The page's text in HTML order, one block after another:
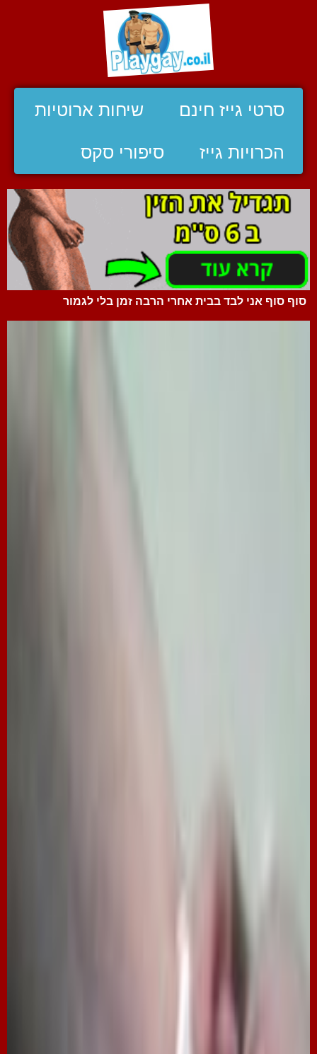
סרטי גייז חינם שיחות ארוטיות
הכרויות גייז סיפורי סקס
סוף סוף אני לבד בבית אחרי הרבה זמן בלי לגמור